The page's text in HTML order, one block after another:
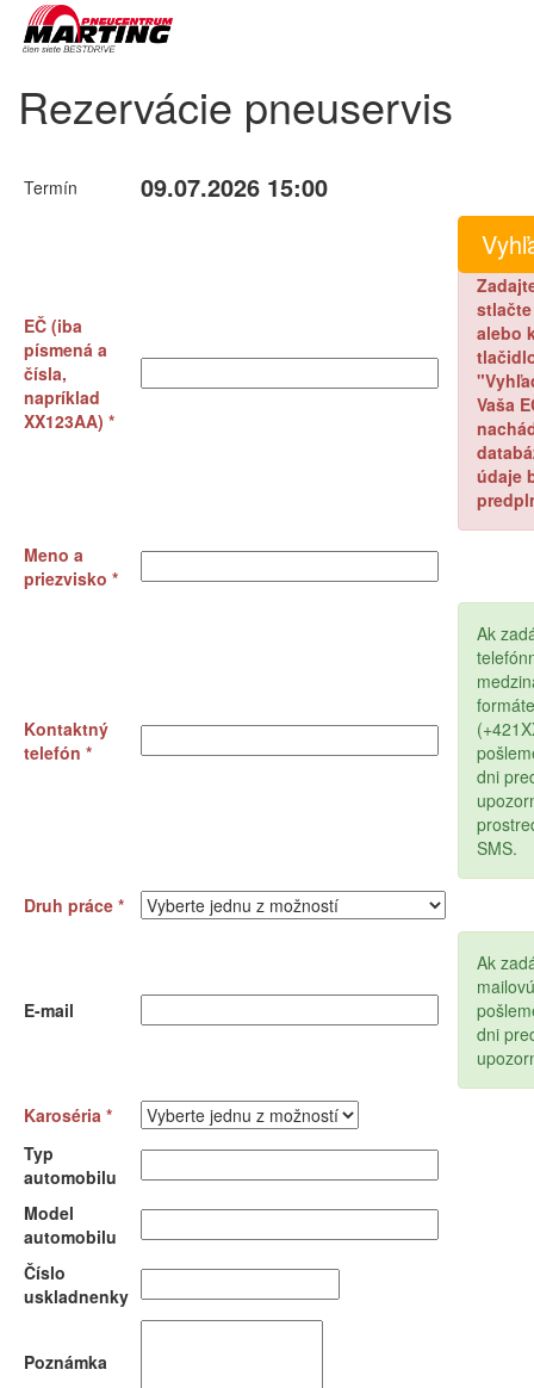
Rezervácie pneuservis
Termín 09.07.2026 15:00
EČ (iba
písmená a
čísla,
napríklad
XX123AA) *
stlačte
alebo
Vaša
údaje
Meno a
priezvisko *
Kontaktný
telefón *
Ak
formáte
dni
SMS.
Druh práce *
E-mail
Ak
dni
Karoséria *
Typ
automobilu
Model
automobilu
Číslo
uskladnenky
Poznámka